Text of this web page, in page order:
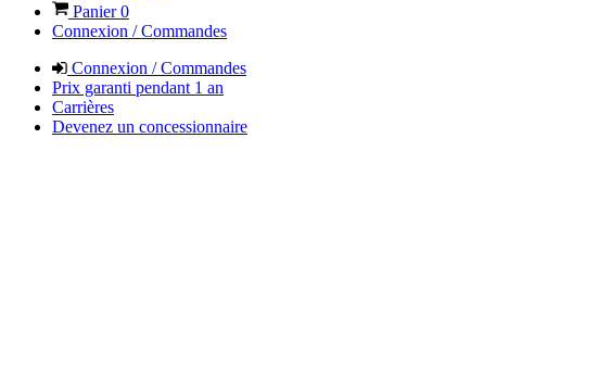
Panier0
Connexion / Commandes
Connexion / Commandes
Prix garanti pendant 1 an
Carrières
Devenez un concessionnaire